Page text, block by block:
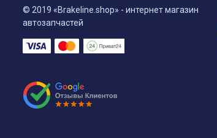
© 2019 «Brakeline.shop» - интернет магазин
автозапчастей